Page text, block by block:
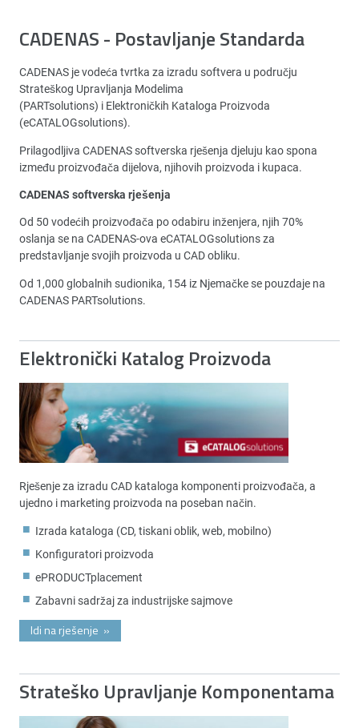
CADENAS - Postavljanje Standarda
CADENAS je vodeća tvrtka za izradu softvera u području
Strateškog Upravljanja Modelima
(PARTsolutions) i Elektroničkih Kataloga Proizvoda
(eCATALOGsolutions).
Prilagodljiva CADENAS softverska rješenja djeluju kao spona
između proizvođača dijelova, njihovih proizvoda i kupaca.
CADENAS softverska rješenja
Od 50 vodećih proizvođača po odabiru inženjera, njih 70%
oslanja se na CADENAS-ova eCATALOGsolutions za
predstavljanje svojih proizvoda u CAD obliku.
Od 1,000 globalnih sudionika, 154 iz Njemačke se pouzdaje na
CADENAS PARTsolutions.
Elektronički Katalog Proizvoda
Rješenje za izradu CAD kataloga komponenti proizvođača, a
ujedno i marketing proizvoda na poseban način.
Izrada kataloga (CD, tiskani oblik, web, mobilno)
Konfiguratori proizvoda
ePRODUCTplacement
Zabavni sadržaj za industrijske sajmove
Idi na rješenje »
Strateško Upravljanje Komponentama